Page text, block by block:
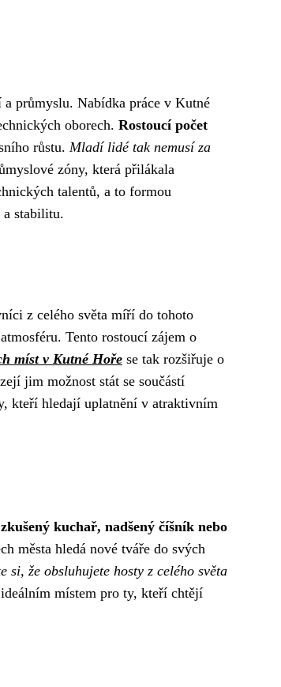
průmyslu. Nabídka práce v Kutné
oborech. Rostoucí počet
růstu. Mladí lidé tak nemusí za
zóny, která přilákala
talentů, a to formou
a stabilitu.
z celého světa míří do tohoto
Tento rostoucí zájem o
míst v Kutné Hoře se tak rozšiřuje o
jim možnost stát se součástí
kteří hledají uplatnění v atraktivním
kuchař, nadšený číšník nebo
města hledá nové tváře do svých
si, že obsluhujete hosty z celého světa
místem pro ty, kteří chtějí